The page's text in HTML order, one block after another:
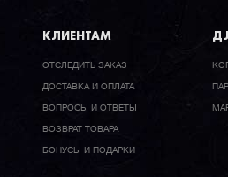
КЛИЕНТАМ
ОТСЛЕДИТЬ ЗАКАЗ
ДОСТАВКА И ОПЛАТА
ВОПРОСЫ И ОТВЕТЫ
ВОЗВРАТ ТОВАРА
БОНУСЫ И ПОДАРКИ